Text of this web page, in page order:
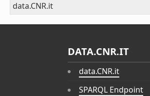
data.CNR.it
DATA.CNR.IT
data.CNR.it
SPARQL Endpoint